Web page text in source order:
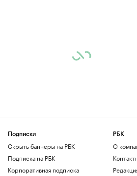
Подписки
Скрыть баннеры на РБК
Подписка на РБК
Корпоративная подписка
РБК
О